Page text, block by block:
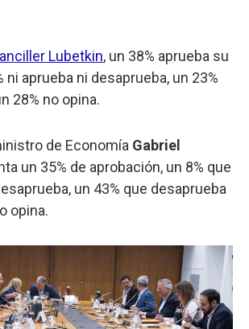
Lubetkin, un 38% aprueba su
ni aprueba ni desaprueba, un 23%
28% no opina.
de Economía Gabriel
un 35% de aprobación, un 8% que
un 43% que desaprueba
opina.